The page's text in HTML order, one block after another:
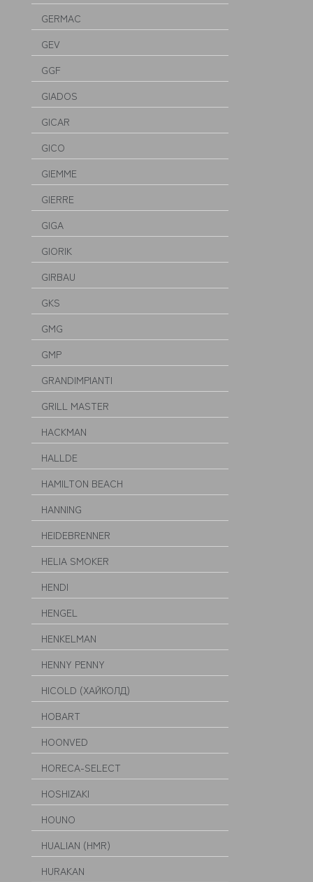
GERMAC
GEV
GGF
GIADOS
GICAR
GICO
GIEMME
GIERRE
GIGA
GIORIK
GIRBAU
GKS
GMG
GMP
GRANDIMPIANTI
GRILL MASTER
HACKMAN
HALLDE
HAMILTON BEACH
HANNING
HEIDEBRENNER
HELIA SMOKER
HENDI
HENGEL
HENKELMAN
HENNY PENNY
HICOLD (ХАЙКОЛД)
HOBART
HOONVED
HORECA-SELECT
HOSHIZAKI
HOUNO
HUALIAN (HMR)
HURAKAN